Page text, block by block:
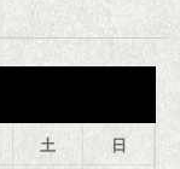
土 日